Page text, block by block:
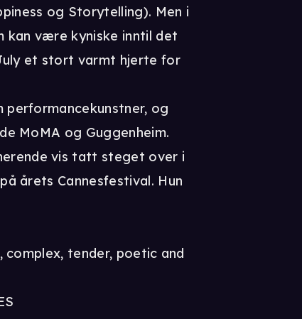
og Storytelling). Men i
kan være kyniske inntil det
et stort varmt hjerte for
og
MoMA og Guggenheim.
vis tatt steget over i
årets Cannesfestival. Hun
complex, tender, poetic and